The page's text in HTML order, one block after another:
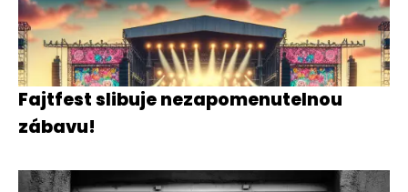
Fajtfest slibuje nezapomenutelnou
zábavu!